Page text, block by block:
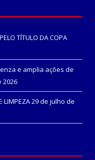
TÍTULO DA COPA
e amplia ações de
2026
LIMPEZA29 de julho de